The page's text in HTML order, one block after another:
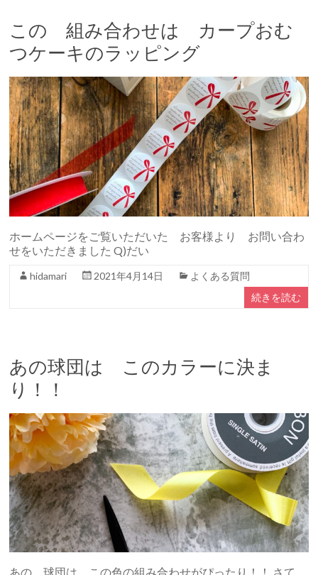
この 組み合わせは カープおむ
つケーキのラッピング
ホームページをご覧いただいた お客様より お問い合わ
せをいただきました Q)だい
hidamari 2021年4月14日
よくある質問
続きを読む
あの球団は このカラーに決ま
り！！
あの 球団は この色の組み合わせがぴったり！！ さて